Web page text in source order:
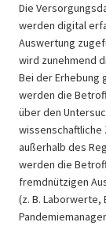
Die
werden digital
Auswertung
wird zunehmend
Bei der Erhebung
werden die
über den
wissenschaftliche
außerhalb des
werden die
fremdnützigen
(z. B. Laborwerte,